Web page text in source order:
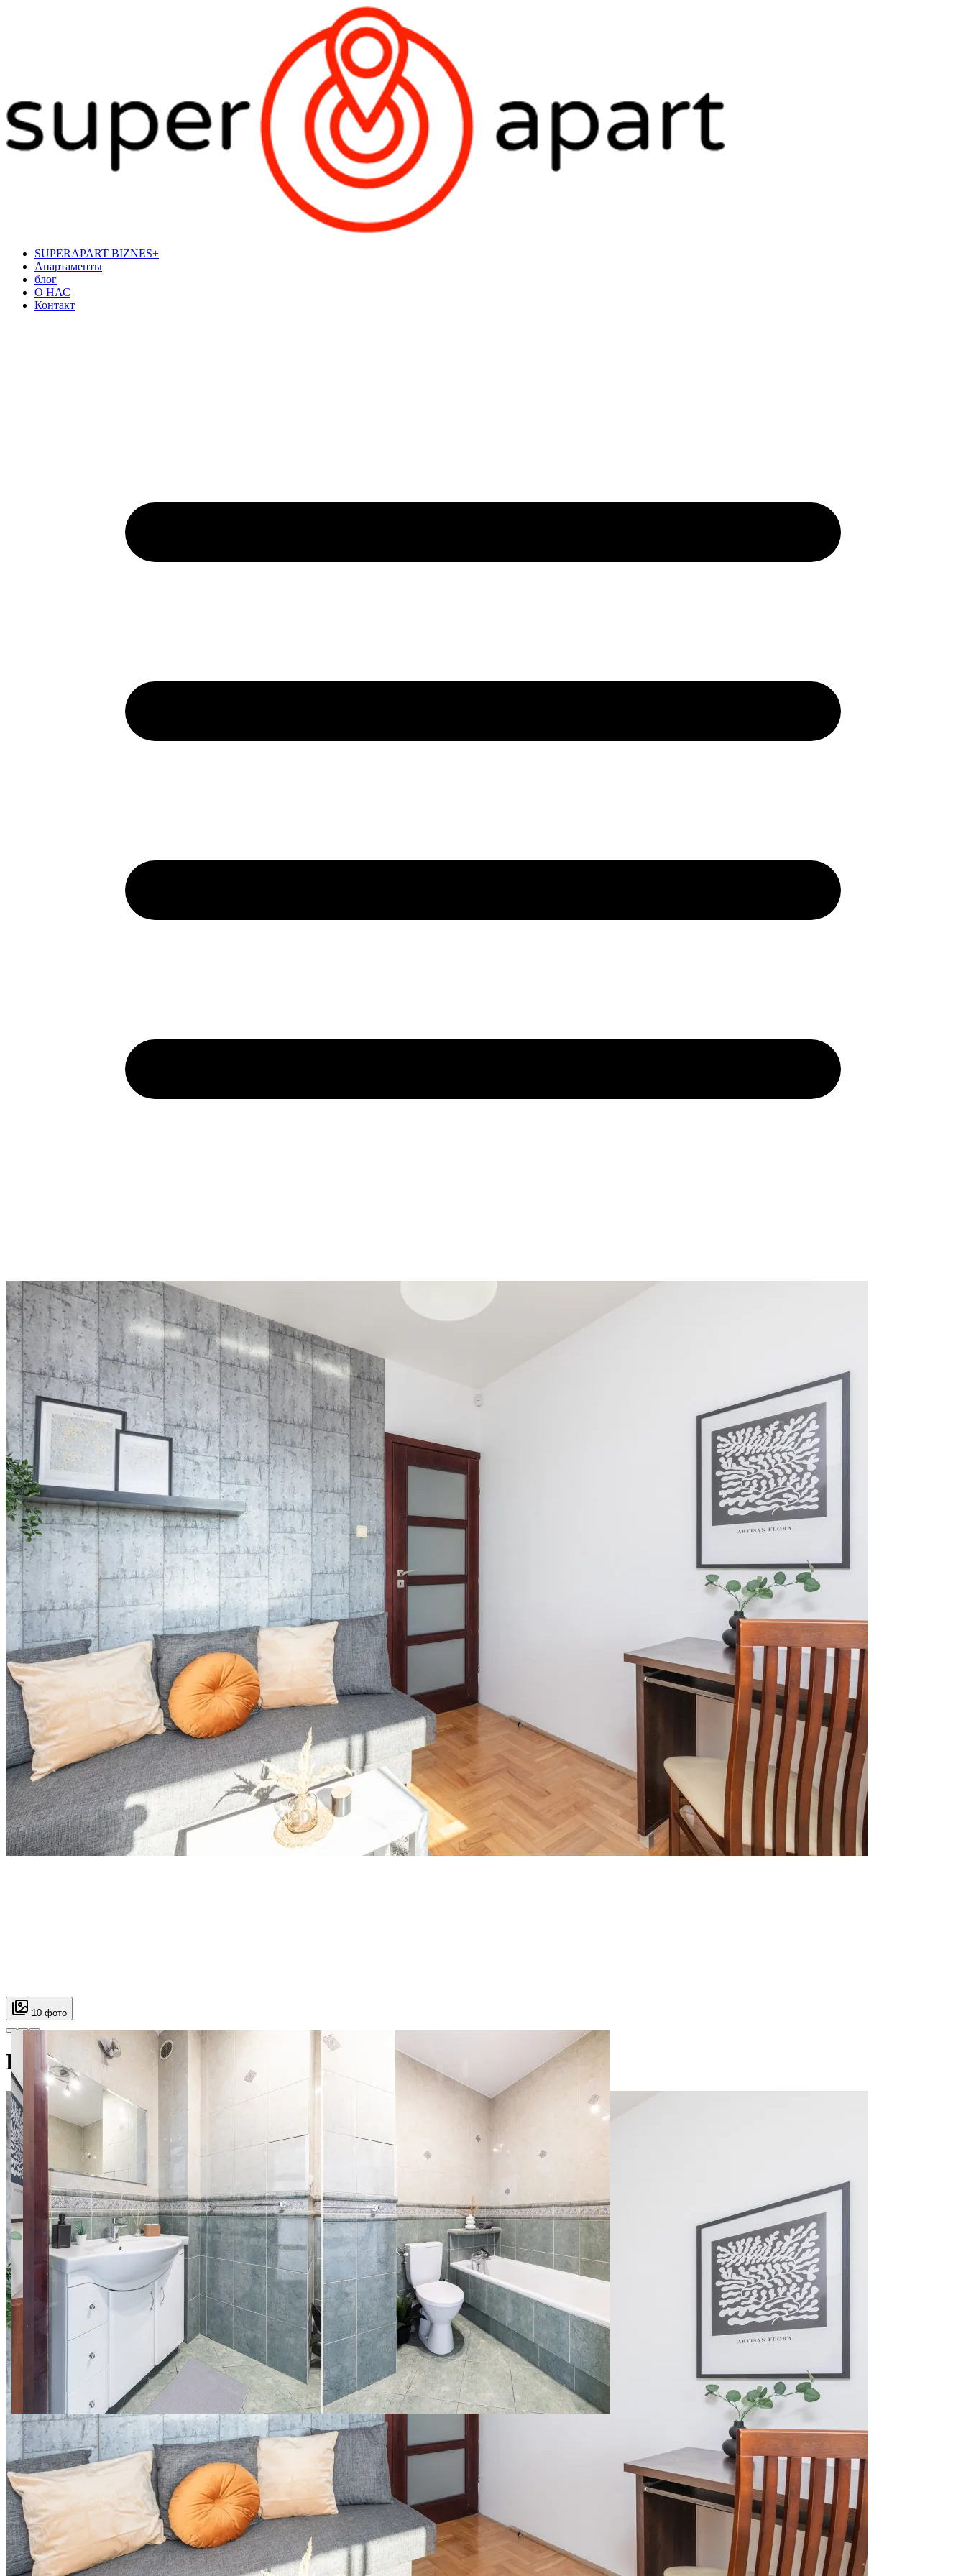
SUPERAPART BIZNES+
Апартаменты
блог
О НАС
Контакт
10 фото
Powstańców Śląskich 61 room 2